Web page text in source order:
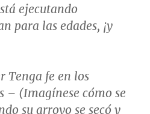
ejecutando
para las edades, ¡y
Tenga fe en los
– (Imagínese cómo se
su arroyo se secó y